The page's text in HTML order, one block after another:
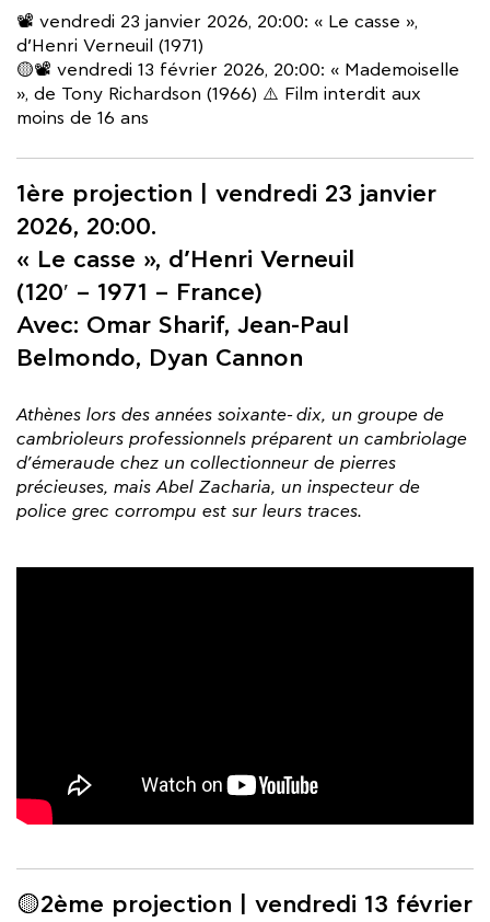
📽️ vendredi 23 janvier 2026, 20:00: « Le casse »,
d’Henri Verneuil (1971)
🟡📽️ vendredi 13 février 2026, 20:00: « Mademoiselle
», de Tony Richardson (1966) ⚠️ Film interdit aux
moins de 16 ans
1ère projection | vendredi 23 janvier
2026, 20:00.
« Le casse », d’Henri Verneuil
(120′ – 1971 – France)
Avec: Omar Sharif, Jean-Paul
Belmondo, Dyan Cannon
Athènes lors des années soixante-dix, un groupe de
cambrioleurs professionnels préparent un cambriolage
d’émeraude chez un collectionneur de pierres
précieuses, mais Abel Zacharia, un inspecteur de
police grec corrompu est sur leurs traces.
🟡2ème projection | vendredi 13 février